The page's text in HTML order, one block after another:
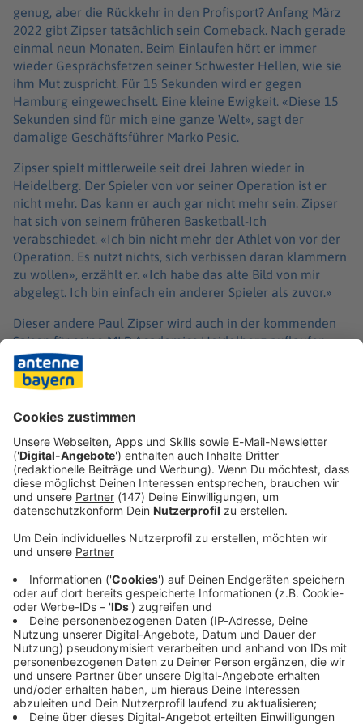
genug, aber die Rückkehr in den Profisport? Anfang März
2022 gibt Zipser tatsächlich sein Comeback. Nach gerade
einmal neun Monaten. Beim Einlaufen hört er immer
wieder Gesprächsfetzen seiner Schwester Hellen, wie sie
ihm Mut zuspricht. Für 15 Sekunden wird er gegen
Hamburg eingewechselt. Eine kleine Ewigkeit. «Diese 15
Sekunden sind für mich eine ganze Welt», sagt der
damalige Geschäftsführer Marko Pesic.
Zipser spielt mittlerweile seit drei Jahren wieder in
Heidelberg. Der Spieler von vor seiner Operation ist er
nicht mehr. Das kann er auch gar nicht mehr sein. Zipser
hat sich von seinem früheren Basketball-Ich
verabschiedet. «Ich bin nicht mehr der Athlet von vor der
Operation. Es nutzt nichts, sich verbissen daran klammern
zu wollen», erzählt er. «Ich habe das alte Bild von mir
abgelegt. Ich bin einfach ein anderer Spieler als zuvor.»
Dieser andere Paul Zipser wird auch in der kommenden
Saison für seine MLP Academics Heidelberg auflaufen,
nach dem Abstieg aus der Bundesliga allerdings nur noch
in der ProA. Seine Prioritäten haben sich ohnehin
verschoben: «Das Leben zu leben, steht an erster Stelle,
und nicht mehr das Bestmögliche aus meiner Karriere und